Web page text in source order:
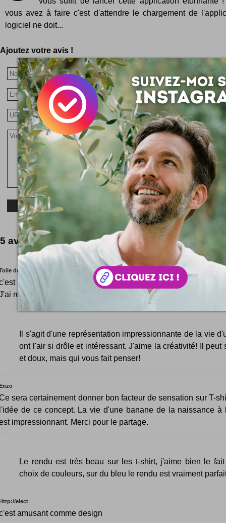
vous avez à faire c'est d'attendre le chargement de
logiciel ne doit...
Ajoutez votre avis !
5 avis forts intéressants
de sto
rigolo j'aime bien quand c'est un bébé (c’est mignon ).
regarder les T-shirt et on peut dire que c'est pas mal :)
Il s'agit d'une représentation impressionnante de la vie
ont l'air si drôle et intéressant. J'aime la créativité! Il peut
et doux, mais qui vous fait penser!
sera certainement donner bon facteur de sensation sur T-
de ce concept. La vie d'une banane de la naissance à
impressionnant. Merci pour le partage.
Le rendu est très beau sur les t-shirt, j'aime bien le
choix de couleurs, sur du bleu le rendu est vraiment
elect
amusant comme design